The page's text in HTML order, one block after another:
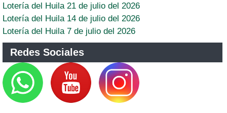
Lotería del Huila 21 de julio del 2026
Lotería del Huila 14 de julio del 2026
Lotería del Huila 7 de julio del 2026
Redes Sociales